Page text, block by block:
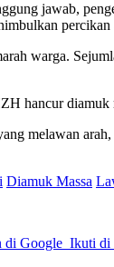
jawab,
warga.
hancur diamuk
melawan
Diamuk Massa
di Google Ikuti di